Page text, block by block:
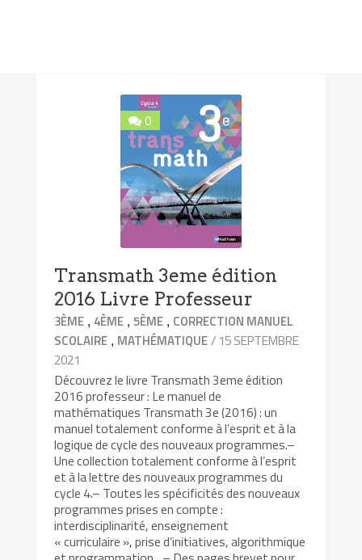
0
Transmath 3eme édition
2016 Livre Professeur
3ÈME , 4ÈME ,5ÈME , CORRECTION MANUEL
SCOLAIRE , MATHÉMATIQUE/ 15 SEPTEMBRE
2021
Découvrez le livre Transmath 3eme édition
2016 professeur : Le manuel de
mathématiques Transmath 3e (2016) : un
manuel totalement conforme à l’esprit et à la
logique de cycle des nouveaux programmes.–
Une collection totalement conforme à l’esprit
et à la lettre des nouveaux programmes du
cycle 4.– Toutes les spécificités des nouveaux
programmes prises en compte :
interdisciplinarité, enseignement
« curriculaire », prise d’initiatives, algorithmique